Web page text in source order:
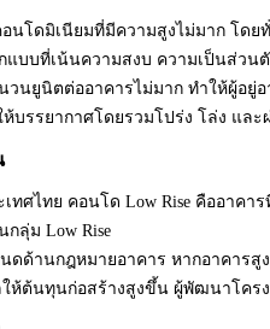
อนโดมิเนียมที่มีความสูงไม่มาก โ
บบที่เน้นความสงบ ความเป็นส่วน
นวนยูนิตต่ออาคารไม่มาก ทำให้ผู้อ
ห้บรรยากาศโดยรวมโปร่ง โล่ง แ
ทศไทย คอนโด Low Rise คืออาค
ลุ่ม Low Rise
ดด้านกฎหมายอาคาร หากอาคารสู
ให้ต้นทุนก่อสร้างสูงขึ้น ผู้พัฒนาโคร